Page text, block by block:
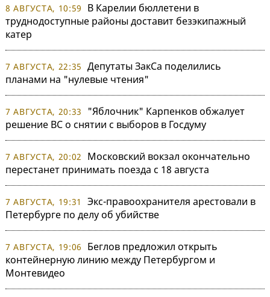
8 АВГУСТА, 10:59
В Карелии бюллетени в
труднодоступные районы доставит безэкипажный
катер
7 АВГУСТА, 22:35 Депутаты ЗакСа поделились
планами на "нулевые чтения"
7 АВГУСТА, 20:33
"Яблочник" Карпенков обжалует
решение ВС о снятии с выборов в Госдуму
7 АВГУСТА, 20:02
Московский вокзал окончательно
перестанет принимать поезда с 18 августа
7 АВГУСТА, 19:31
Экс-правоохранителя арестовали в
Петербурге по делу об убийстве
7 АВГУСТА, 19:06
Беглов предложил открыть
контейнерную линию между Петербургом и
Монтевидео